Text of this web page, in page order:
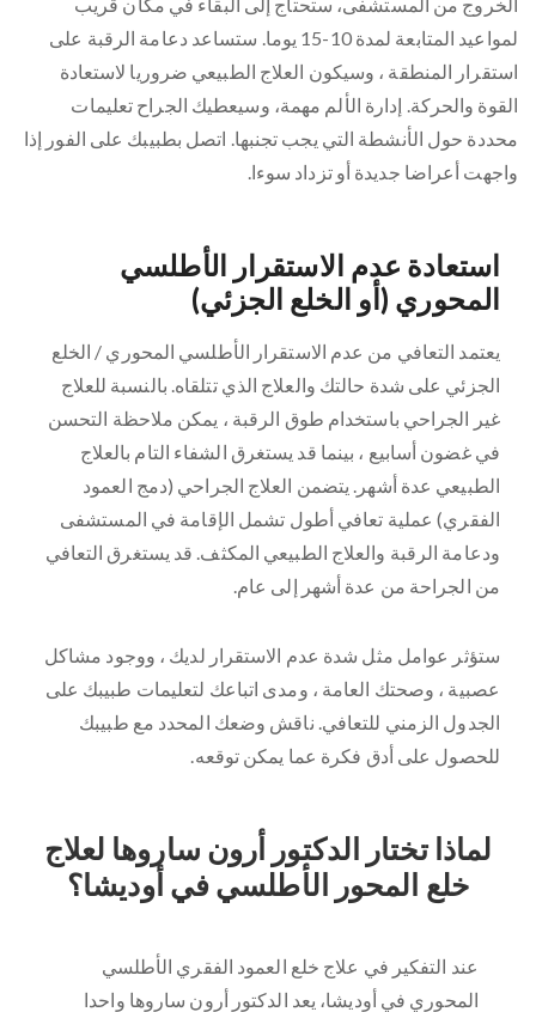
لمواعيد المتابعة لمدة 10-15 يوما. ستساعد دعامة الرقبة على
استقرار المنطقة ، وسيكون العلاج الطبيعي ضروريا لاستعادة
القوة والحركة. إدارة الألم مهمة، وسيعطيك الجراح تعليمات
محددة حول الأنشطة التي يجب تجنبها. اتصل بطبيبك على الفور إذا
واجهت أعراضا جديدة أو تزداد سوءا.
استعادة عدم الاستقرار الأطلسي
المحوري (أو الخلع الجزئي)
يعتمد التعافي من عدم الاستقرار الأطلسي المحوري / الخلع
الجزئي على شدة حالتك والعلاج الذي تتلقاه. بالنسبة للعلاج
غير الجراحي باستخدام طوق الرقبة ، يمكن ملاحظة التحسن
في غضون أسابيع ، بينما قد يستغرق الشفاء التام بالعلاج
الطبيعي عدة أشهر. يتضمن العلاج الجراحي (دمج العمود
الفقري) عملية تعافي أطول تشمل الإقامة في المستشفى
ودعامة الرقبة والعلاج الطبيعي المكثف. قد يستغرق التعافي
من الجراحة من عدة أشهر إلى عام.
ستؤثر عوامل مثل شدة عدم الاستقرار لديك ، ووجود مشاكل
عصبية ، وصحتك العامة ، ومدى اتباعك لتعليمات طبيبك على
الجدول الزمني للتعافي. ناقش وضعك المحدد مع طبيبك
للحصول على أدق فكرة عما يمكن توقعه.
لماذا تختار الدكتور أرون ساروها لعلاج
خلع المحور الأطلسي في أوديشا؟
عند التفكير في علاج خلع العمود الفقري الأطلسي
المحوري في أوديشا، يعد الدكتور أرون ساروها واحدا